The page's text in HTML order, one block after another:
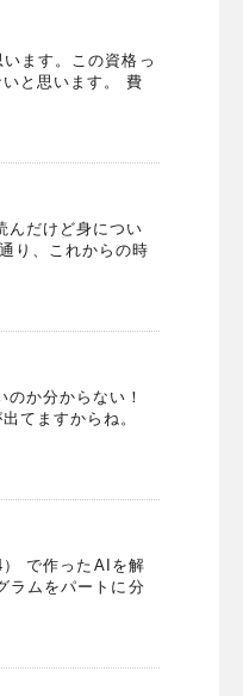
ます。この資格っ
と思います。 費
だけど身につい
り、これからの時
か分からない！
てますからね。
で作ったAIを解
ムをパートに分